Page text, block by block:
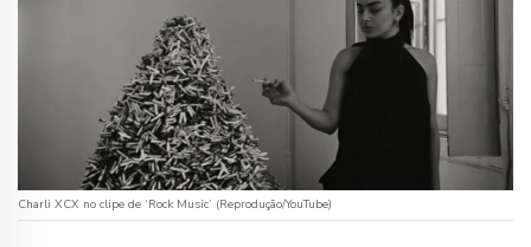
Charli XCX no clipe de ‘Rock Music’ (Reprodução/YouTube)